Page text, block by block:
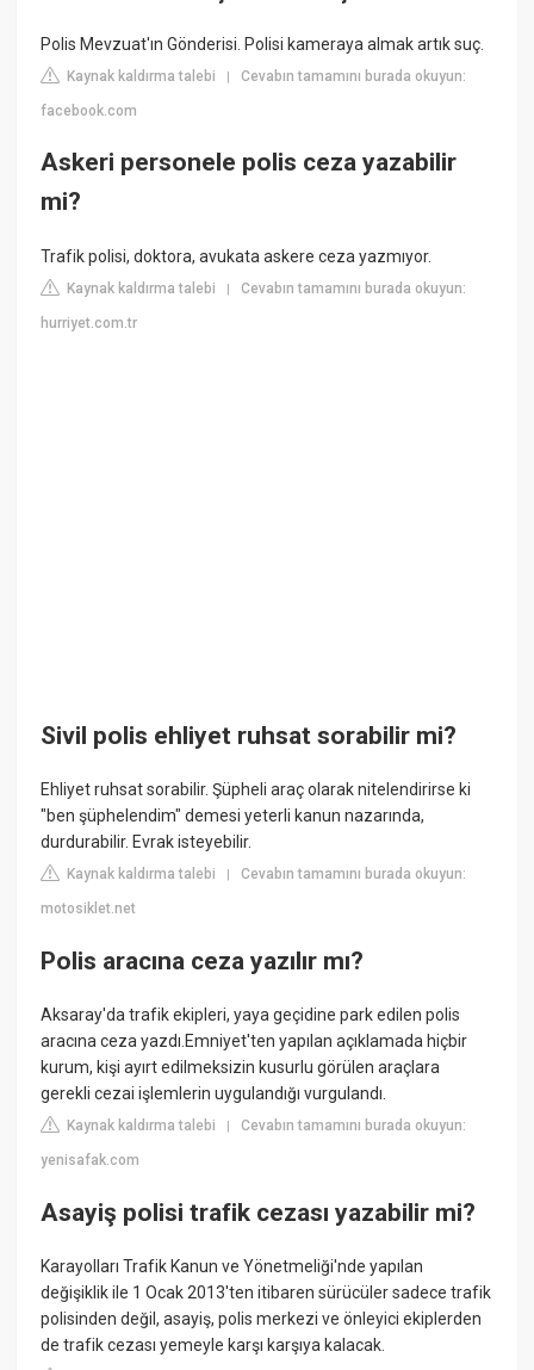
Polis Mevzuat'ın Gönderisi. Polisi kameraya almak artık suç.
Kaynak kaldırma talebi |Cevabın tamamını burada okuyun:
facebook.com
Askeri personele polis ceza yazabilir
mi?
Trafik polisi, doktora, avukata askere ceza yazmıyor.
Kaynak kaldırma talebi |Cevabın tamamını burada okuyun:
hurriyet.com.tr
Sivil polis ehliyet ruhsat sorabilir mi?
Ehliyet ruhsat sorabilir. Şüpheli araç olarak nitelendirirse ki
"ben şüphelendim" demesi yeterli kanun nazarında,
durdurabilir. Evrak isteyebilir.
Kaynak kaldırma talebi |Cevabın tamamını burada okuyun:
motosiklet.net
Polis aracına ceza yazılır mı?
Aksaray'da trafik ekipleri, yaya geçidine park edilen polis
aracına ceza yazdı.Emniyet'ten yapılan açıklamada hiçbir
kurum, kişi ayırt edilmeksizin kusurlu görülen araçlara
gerekli cezai işlemlerin uygulandığı vurgulandı.
Kaynak kaldırma talebi |Cevabın tamamını burada okuyun:
yenisafak.com
Asayiş polisi trafik cezası yazabilir mi?
Karayolları Trafik Kanun ve Yönetmeliği'nde yapılan
değişiklik ile 1 Ocak 2013'ten itibaren sürücüler sadece trafik
polisinden değil, asayiş, polis merkezi ve önleyici ekiplerden
de trafik cezası yemeyle karşı karşıya kalacak.